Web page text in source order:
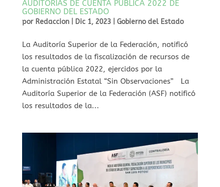
AUDITORÍAS DE CUENTA PÚBLICA 2022 DE
GOBIERNO DEL ESTADO
por Redaccion| Dic 1, 2023| Gobierno del Estado
La Auditoría Superior de la Federación, notificó
los resultados de la fiscalización de recursos de
la cuenta pública 2022, ejercidos por la
Administración Estatal “Sin Observaciones” La
Auditoría Superior de la Federación (ASF) notificó
los resultados de la...